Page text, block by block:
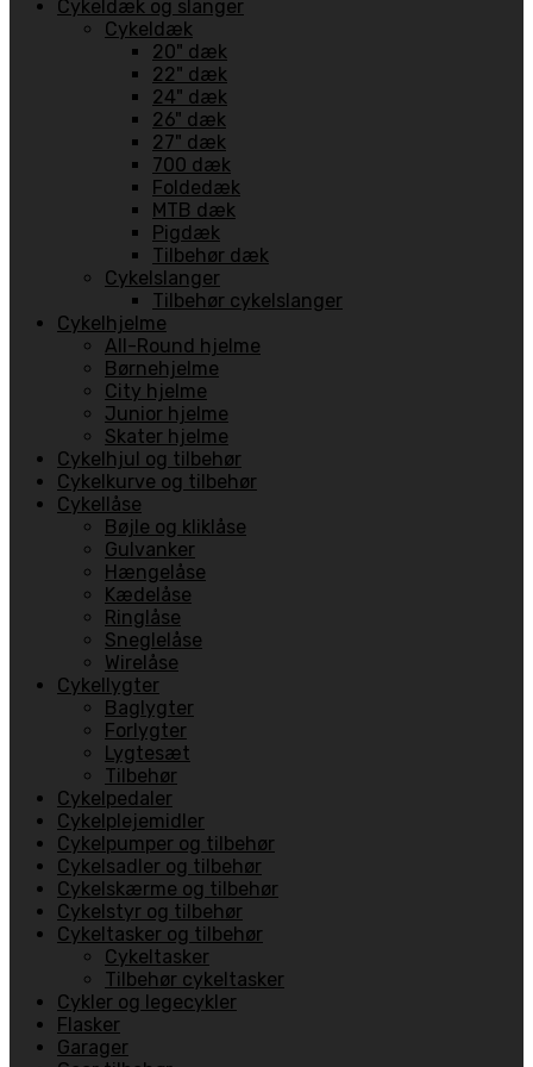
Cykeldæk og slanger
Cykeldæk
20" dæk
22" dæk
24" dæk
26" dæk
27" dæk
700 dæk
Foldedæk
MTB dæk
Pigdæk
Tilbehør dæk
Cykelslanger
Tilbehør cykelslanger
Cykelhjelme
All-Round hjelme
Børnehjelme
City hjelme
Junior hjelme
Skater hjelme
Cykelhjul og tilbehør
Cykelkurve og tilbehør
Cykellåse
Bøjle og kliklåse
Gulvanker
Hængelåse
Kædelåse
Ringlåse
Sneglelåse
Wirelåse
Cykellygter
Baglygter
Forlygter
Lygtesæt
Tilbehør
Cykelpedaler
Cykelplejemidler
Cykelpumper og tilbehør
Cykelsadler og tilbehør
Cykelskærme og tilbehør
Cykelstyr og tilbehør
Cykeltasker og tilbehør
Cykeltasker
Tilbehør cykeltasker
Cykler og legecykler
Flasker
Garager